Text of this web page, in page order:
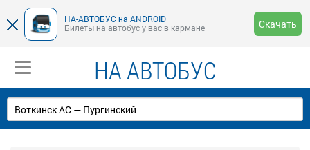
НА-АВТОБУС на ANDROID
Билеты на автобус у вас в кармане
Скачать
НА АВТОБУС